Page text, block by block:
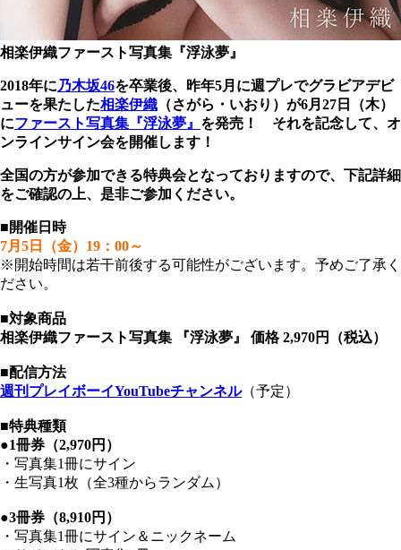
相楽伊織ファースト写真集『浮泳夢』
2018年に乃木坂46を卒業後、昨年5月に週プレでグラビアデビ
ューを果たした相楽伊織 （さがら・いおり）が6月27日（木）
にファースト写真集『浮泳夢』 を発売！ それを記念して、オ
ンラインサイン会を開催します！
全国の方が参加できる特典会となっておりますので、下記詳細
をご確認の上、是非ご参加ください。
■開催日時
7月5日（金）19：00～
※開始時間は若干前後する可能性がございます。予めご了承く
ださい。
■対象商品
相楽伊織ファースト写真集 『浮泳夢』 価格 2,970円（税込）
■配信方法
週刊プレイボーイYouTubeチャンネル（予定）
■特典種類
●1冊券（2,970円）
・写真集1冊にサイン
・生写真1枚（全3種からランダム）
●3冊券（8,910円）
・写真集1冊にサイン＆ニックネーム